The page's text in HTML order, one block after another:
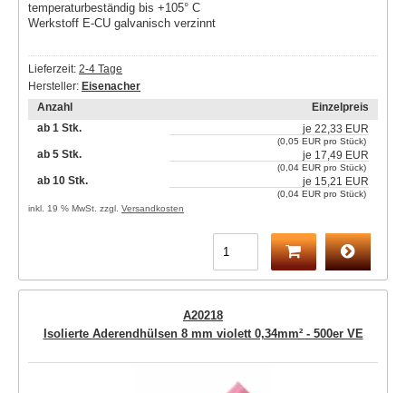
temperaturbeständig bis +105° C
Werkstoff E-CU galvanisch verzinnt
Lieferzeit: 2-4 Tage
Hersteller: Eisenacher
Anzahl
Einzelpreis
ab 1 Stk.
je 22,33 EUR
(0,05 EUR pro Stück)
ab 5 Stk. je 17,49 EUR
(0,04 EUR pro Stück)
ab 10 Stk. je 15,21 EUR
(0,04 EUR pro Stück)
inkl. 19 % MwSt. zzgl. Versandkosten
A20218
Isolierte Aderendhülsen 8 mm violett 0,34mm² - 500er VE